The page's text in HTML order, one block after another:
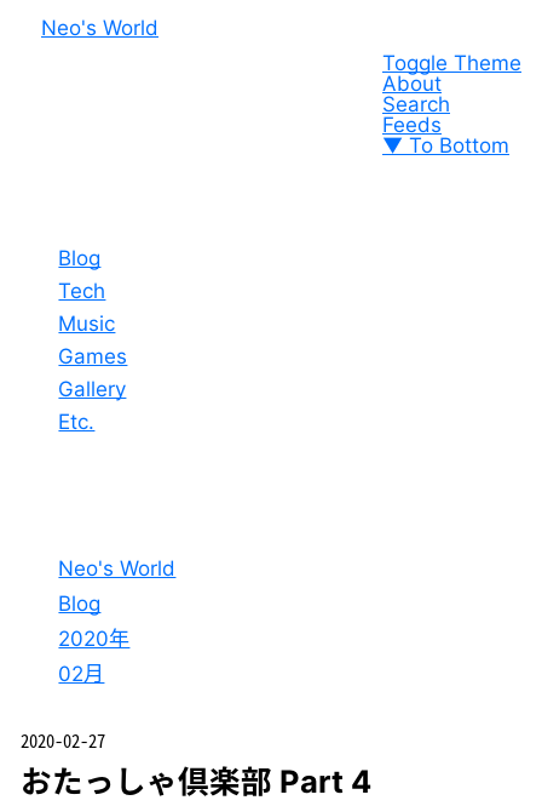
Neo's World
Toggle Theme
About
Search
Feeds
▼ To Bottom
Blog
Tech
Music
Games
Gallery
Etc.
Neo's World
Blog
2020年
02月
2020-02-27
おたっしゃ倶楽部 Part 4